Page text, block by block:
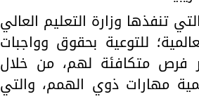
التي تنفذها وزارة التعليم العالي
للتوعية بحقوق وواجبات
فرص متكافئة لهم، من خلال
مهارات ذوي الهمم، والتي